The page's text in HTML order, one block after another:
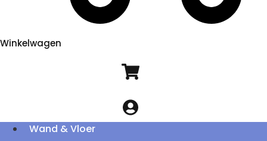
Winkelwagen
Wand & Vloer